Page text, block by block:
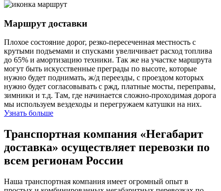
Маршрут доставки
Плохое состояние дорог, резко-пересеченная местность с
крутыми подъемами и спусками увеличивает расход топлива
до 65% и амортизацию техники. Так же на участке маршрута
могут быть искусственные преграды по высоте, которые
нужно будет поднимать, ж/д переезды, с проездом которых
нужно будет согласовывать с ржд, платные мосты, переправы,
зимники и т.д. Там, где начинается сложно-проходимая дорога
мы используем вездеходы и перегружаем катушки на них.
Узнать больше
Транспортная компания «Негабарит
доставка» осуществляет перевозки по
всем регионам России
Наша транспортная компания имеет огромный опыт в